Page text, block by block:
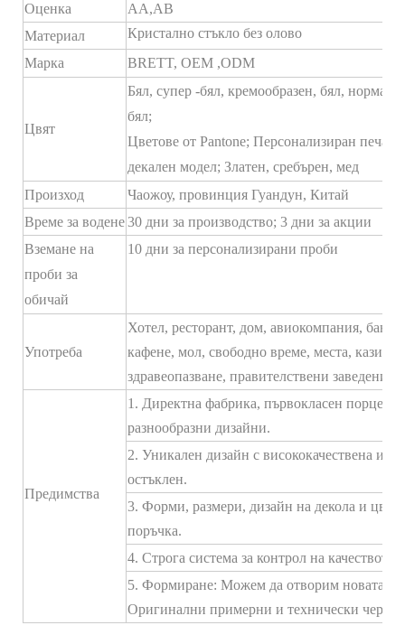
Оценка
AA,AB
Материал
Кристално стъкло без олово
Марка
BRETT, OEM ,ODM
Цвят
Бял, супер -бял, кремообразен, бял,
бял;
Цветове от Pantone; Персонализиран печат,
декален модел; Златен, сребърен, мед
Произход
Чаожоу, провинция Гуандун, Китай
Време за водене30 дни за производство; 3 дни за акции
Вземане на
проби за
обичай
10 дни за персонализирани проби
Употреба
Хотел, ресторант, дом, авиокомпания,
кафене, мол, свободно време, места,
здравеопазване, правителствени
Предимства
1. Директна фабрика, първокласен
разнообразни дизайни.
2. Уникален дизайн с висококачествена и
остъклен.
3. Форми, размери, дизайн на декола и
поръчка.
4. Строга система за контрол на качеството
5. Формиране: Можем да отворим новата
Оригинални примерни и технически